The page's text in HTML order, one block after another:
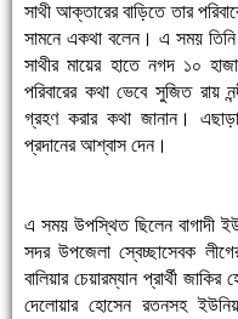
সাথী আক্তারের বাড়িতে তার
সামনে একথা বলেন। এ সময়
সাথীর মায়ের হাতে নগদ ১০
পরিবারের কথা ভেবে সুজিত রায়
গ্রহণ করার কথা জানান।
প্রদানের আশ্বাস দেন।
এ সময় উপস্থিত ছিলেন বাগাদী
সদর উপজেলা স্বেচ্ছাসেবক
বালিয়ার চেয়ারম্যান প্রার্থী
দেলোয়ার হোসেন রতনসহ